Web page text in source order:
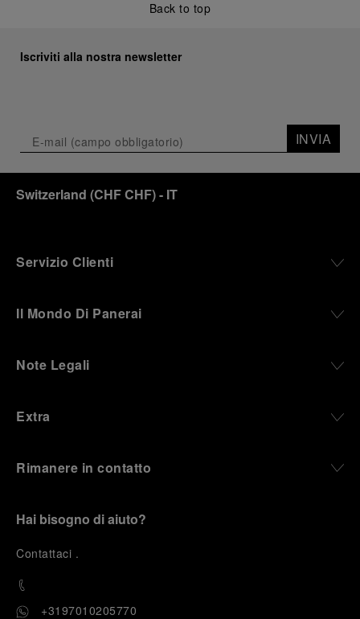
Back to top
Iscriviti alla nostra newsletter
INVIA
Switzerland (CHF CHF)- IT
Servizio Clienti
Il Mondo Di Panerai
Note Legali
Extra
Rimanere in contatto
Hai bisogno di aiuto?
Contattaci .
+3197010205770